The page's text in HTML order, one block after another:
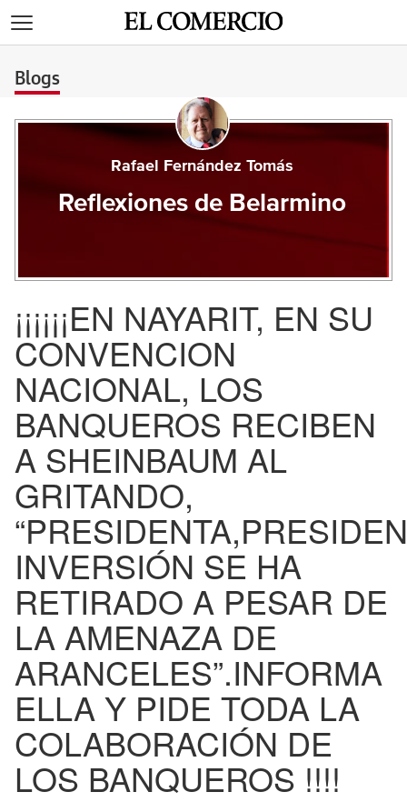
Blogs
Rafael Fernández Tomás
Reflexiones de Belarmino
¡¡¡¡¡¡EN NAYARIT, EN SU
CONVENCION
NACIONAL, LOS
BANQUEROS RECIBEN
A SHEINBAUM AL
GRITANDO,
INVERSIÓN SE HA
RETIRADO A PESAR DE
LA AMENAZA DE
ARANCELES”.INFORMA
ELLA Y PIDE TODA LA
COLABORACIÓN DE
LOS BANQUEROS !!!!